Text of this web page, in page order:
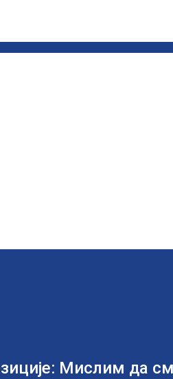
Мислим да